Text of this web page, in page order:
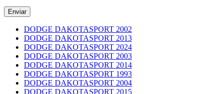
DODGE DAKOTASPORT 2002
DODGE DAKOTASPORT 2013
DODGE DAKOTASPORT 2024
DODGE DAKOTASPORT 2003
DODGE DAKOTASPORT 2014
DODGE DAKOTASPORT 1993
DODGE DAKOTASPORT 2004
DODGE DAKOTASPORT 2015